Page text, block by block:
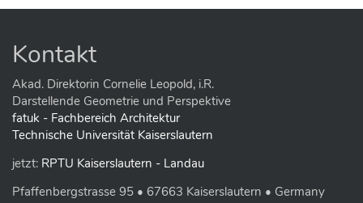
e
l
d
i
v
o
l
e
G
Kontakt
Akad. Direktorin Cornelie Leopold, i.R.
Darstellende Geometrie und Perspektive
fatuk - Fachbereich Architektur
Technische Universität Kaiserslautern
jetzt: RPTU Kaiserslautern - Landau
Pfaffenbergstrasse 95 • 67663 Kaiserslautern • Germany